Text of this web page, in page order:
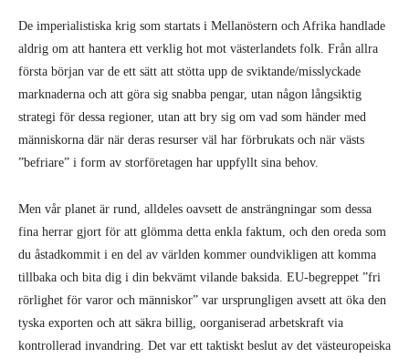
De imperialistiska krig som startats i Mellanöstern och Afrika handlade
aldrig om att hantera ett verklig hot mot västerlandets folk. Från allra
första början var de ett sätt att stötta upp de sviktande/misslyckade
marknaderna och att göra sig snabba pengar, utan någon långsiktig
strategi för dessa regioner, utan att bry sig om vad som händer med
människorna där när deras resurser väl har förbrukats och när västs
”befriare” i form av storföretagen har uppfyllt sina behov.
Men vår planet är rund, alldeles oavsett de ansträngningar som dessa
fina herrar gjort för att glömma detta enkla faktum, och den oreda som
du åstadkommit i en del av världen kommer oundvikligen att komma
tillbaka och bita dig i din bekvämt vilande baksida. EU-begreppet ”fri
rörlighet för varor och människor” var ursprungligen avsett att öka den
tyska exporten och att säkra billig, oorganiserad arbetskraft via
kontrollerad invandring. Det var ett taktiskt beslut av det västeuropeiska